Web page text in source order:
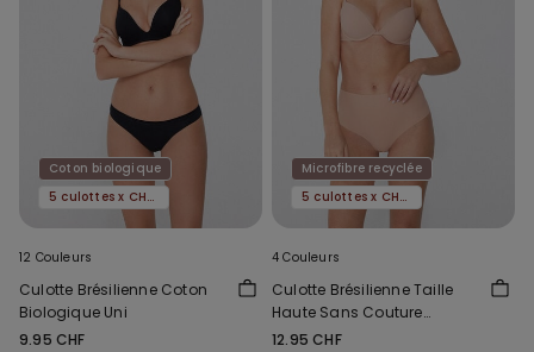
Coton biologique
5 culottes x CHF 29.90
12 Couleurs
Culotte Brésilienne Coton
Biologique Uni
9.95 CHF
Microfibre recyclée
5 culottes x CHF 29.90
4 Couleurs
Culotte Brésilienne Taille
Haute Sans Couture
Microfibre Recyclée
12.95 CHF